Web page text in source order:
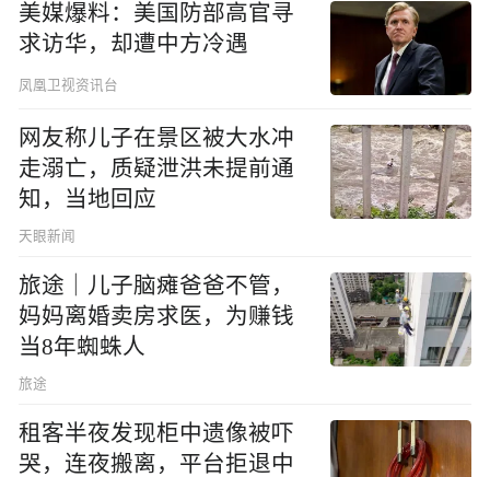
美媒爆料：美国防部高官寻
求访华，却遭中方冷遇
凤凰卫视资讯台
网友称儿子在景区被大水冲
走溺亡，质疑泄洪未提前通
知，当地回应
天眼新闻
旅途｜儿子脑瘫爸爸不管，
妈妈离婚卖房求医，为赚钱
当8年蜘蛛人
旅途
租客半夜发现柜中遗像被吓
哭，连夜搬离，平台拒退中